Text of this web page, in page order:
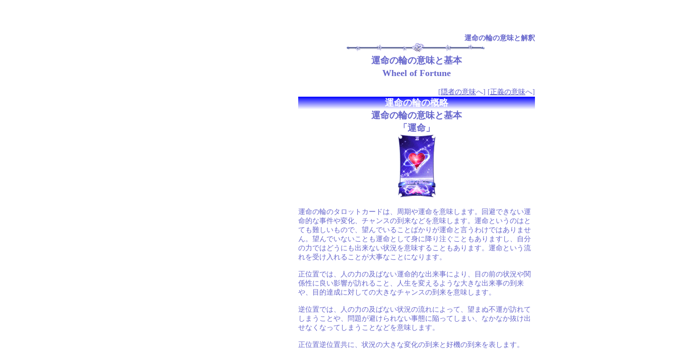
運命の輪の意味と解釈
運命の輪の意味と基本
Wheel of Fortune
[ 隠者の意味へ] [正義の意味へ]
運命の輪の概略
運命の輪の意味と基本
「運命」
運命の輪のタロットカードは、周期や運命を意味します。回避できない運
命的な事件や変化、チャンスの到来などを意味します。運命というのはと
ても難しいもので、望んでいることばかりが運命と言うわけではありませ
ん。望んでいないことも運命として身に降り注ぐこともありますし、自分
の力ではどうにも出来ない状況を意味することもあります。運命という流
れを受け入れることが大事なことになります。
正位置では、人の力の及ばない運命的な出来事により、目の前の状況や関
係性に良い影響が訪れること、人生を変えるような大きな出来事の到来
や、目的達成に対しての大きなチャンスの到来を意味します。
逆位置では、人の力の及ばない状況の流れによって、望まぬ不運が訪れて
しまうことや、問題が避けられない事態に陥ってしまい、なかなか抜け出
せなくなってしまうことなどを意味します。
正位置逆位置共に、状況の大きな変化の到来と好機の到来を表します。